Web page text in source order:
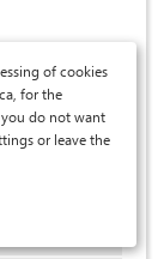
of cookies
for the
do not want
or leave the